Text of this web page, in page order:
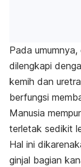
Pada
dilengkapi
kemih dan
berfungsi
Manusia
terletak sedikit
Hal ini
ginjal bagian